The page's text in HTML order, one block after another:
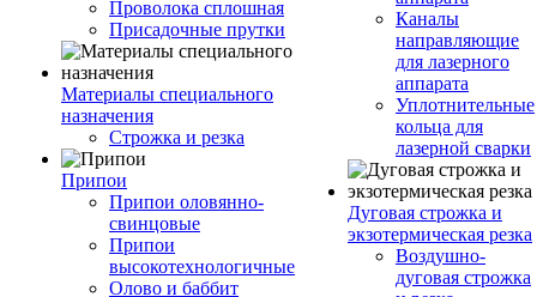
Проволока сплошная
Присадочные прутки
Материалы специального
назначения
Строжка и резка
Припои
Припои оловянно-
свинцовые
Припои
высокотехнологичные
Олово и баббит
Каналы
направляющие
для лазерного
аппарата
Уплотнительные
кольца для
лазерной сварки
Дуговая строжка и
экзотермическая резка
Воздушно-
дуговая строжка